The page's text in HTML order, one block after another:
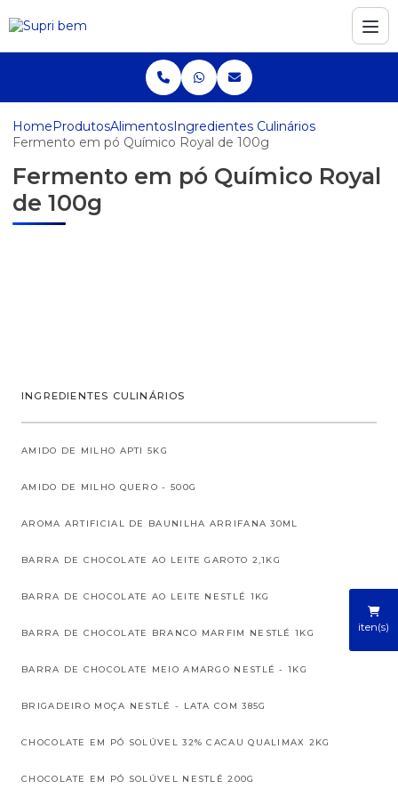
iten(s)
HomeProdutosAlimentosIngredientes Culinários
Fermento em pó Químico Royal de 100g
Fermento em pó Químico Royal
de 100g
INGREDIENTES CULINÁRIOS
AMIDO DE MILHO APTI 5KG
AMIDO DE MILHO QUERO - 500G
AROMA ARTIFICIAL DE BAUNILHA ARRIFANA 30ML
BARRA DE CHOCOLATE AO LEITE GAROTO 2,1KG
BARRA DE CHOCOLATE AO LEITE NESTLÉ 1KG
BARRA DE CHOCOLATE BRANCO MARFIM NESTLÉ 1KG
BARRA DE CHOCOLATE MEIO AMARGO NESTLÉ - 1KG
BRIGADEIRO MOÇA NESTLÉ - LATA COM 385G
CHOCOLATE EM PÓ SOLÚVEL 32% CACAU QUALIMAX 2KG
CHOCOLATE EM PÓ SOLÚVEL NESTLÉ 200G